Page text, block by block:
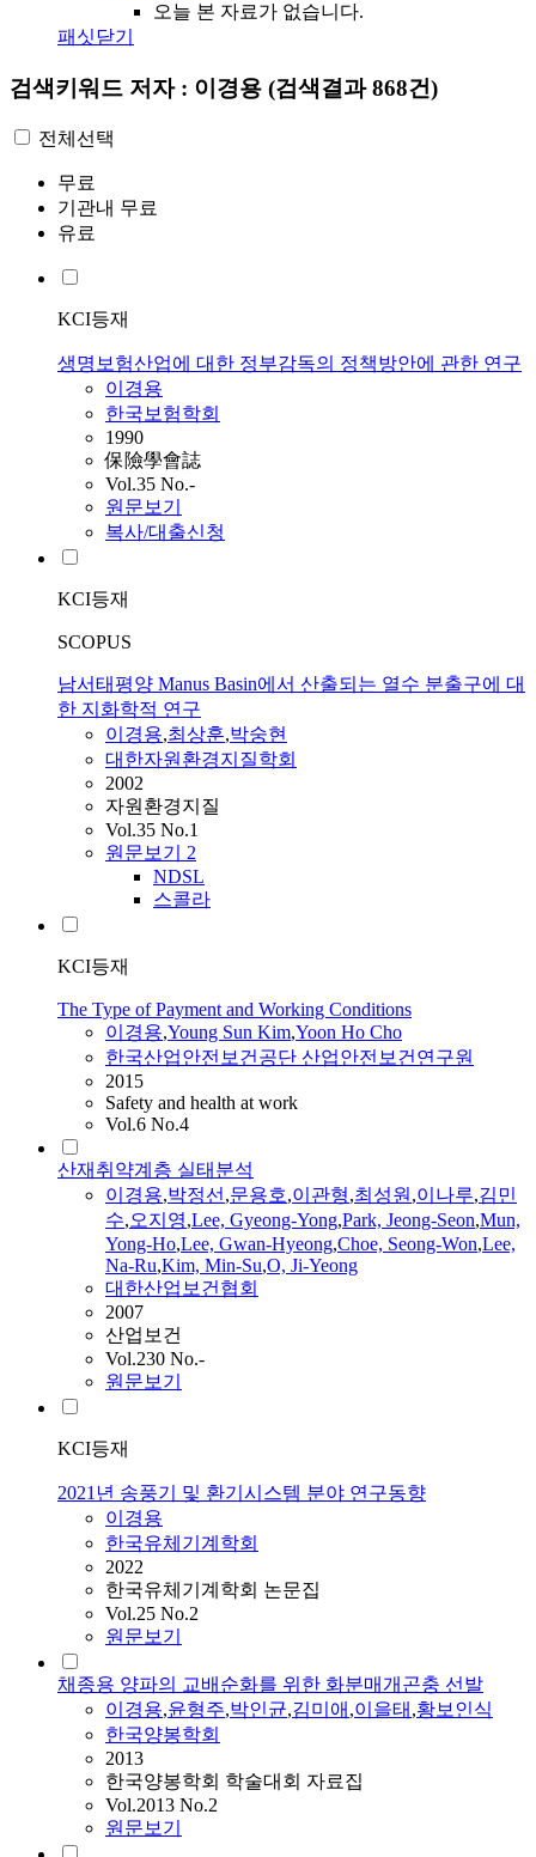
오늘 본 자료가 없습니다.
패싯닫기
검색키워드 저자 : 이경용 (검색결과 868건)
전체선택
무료
기관내 무료
유료
KCI등재
생명보험산업에 대한 정부감독의 정책방안에 관한 연구
이경용
한국보험학회
1990
保險學會誌
Vol.35 No.-
원문보기
복사/대출신청
KCI등재
SCOPUS
남서태평양 Manus Basin에서 산출되는 열수 분출구에 대
한 지화학적 연구
이경용,최상훈,박숭현
대한자원환경지질학회
2002
자원환경지질
Vol.35 No.1
원문보기 2
NDSL
스콜라
KCI등재
The Type of Payment and Working Conditions
이경용,Young Sun Kim,Yoon Ho Cho
한국산업안전보건공단 산업안전보건연구원
2015
Safety and health at work
Vol.6 No.4
산재취약계층 실태분석
이경용,박정선,문용호,이관형,최성원,이나루,김민
수,오지영,Lee, Gyeong-Yong,Park, Jeong-Seon,Mun,
Yong-Ho,Lee, Gwan-Hyeong,Choe, Seong-Won,Lee,
Na-Ru,Kim, Min-Su,O, Ji-Yeong
대한산업보건협회
2007
산업보건
Vol.230 No.-
원문보기
KCI등재
2021년 송풍기 및 환기시스템 분야 연구동향
이경용
한국유체기계학회
2022
한국유체기계학회 논문집
Vol.25 No.2
원문보기
채종용 양파의 교배순화를 위한 화분매개곤충 선발
이경용,윤형주,박인균,김미애 ,이을태 ,황보인식
한국양봉학회
2013
한국양봉학회 학술대회 자료집
Vol.2013 No.2
원문보기